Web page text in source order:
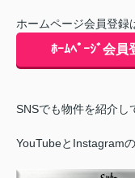
ホームページ会員登録
ﾎｰﾑﾍﾟｰｼﾞ会員
SNSでも物件を紹介し
YouTubeとInstagram